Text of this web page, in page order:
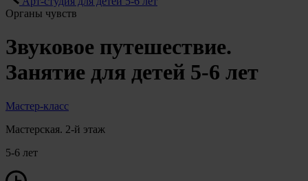
Органы чувств
Звуковое путешествие.
Занятие для детей 5-6 лет
Мастер-класс
Мастерская. 2-й этаж
5-6 лет